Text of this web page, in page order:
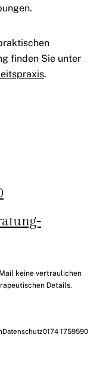
finden Sie unter
.
keine vertraulichen
Details.
Datenschutz0174 1759590